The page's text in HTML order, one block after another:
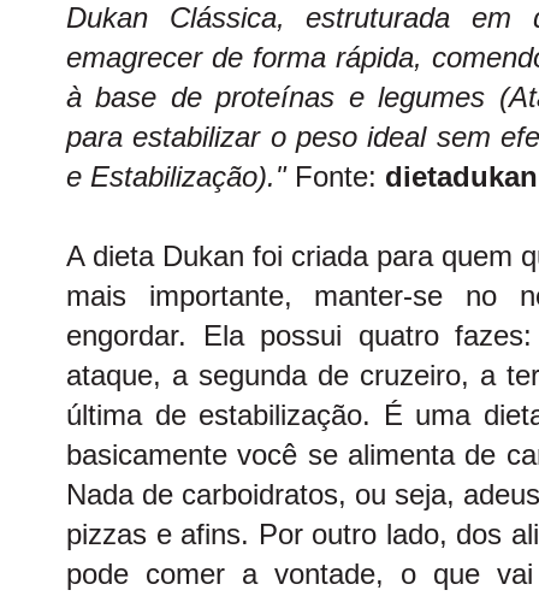
Dukan Clássica, estruturada
emagrecer de forma rápida,
à base de proteínas e legumes
para estabilizar o peso ideal sem
e Estabilização)."Fonte:
A dieta Dukan foi criada para quem
mais importante, manter-se no
engordar. Ela possui quatro
ataque, a segunda de cruzeiro, a
última de estabilização. É uma
basicamente você se alimenta de
Nada de carboidratos, ou seja,
pizzas e afins. Por outro lado, dos
pode comer a vontade, o que